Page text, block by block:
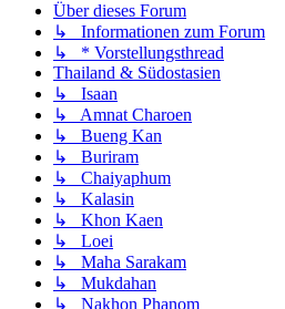
Über dieses Forum
↳ Informationen zum Forum
↳ * Vorstellungsthread
Thailand & Südostasien
↳ Isaan
↳ Amnat Charoen
↳ Bueng Kan
↳ Buriram
↳ Chaiyaphum
↳ Kalasin
↳ Khon Kaen
↳ Loei
↳ Maha Sarakam
↳ Mukdahan
↳ Nakhon Phanom